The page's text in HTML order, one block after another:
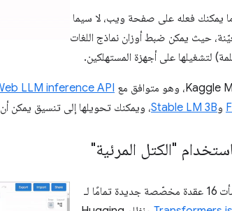
يمكنك فعله على صفحة ويب، لا سيما
حيث يمكن ضبط أوزان نماذج اللغات
LLM inference API
وStable LM 3B، ويمكنك تحويلها إلى تنسيق يمكن
"الكتل المرئية"